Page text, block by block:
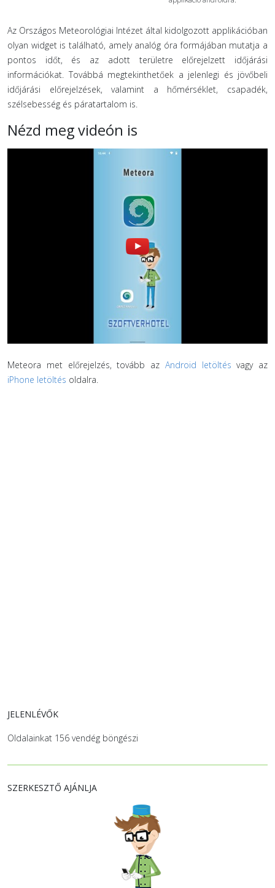
Az Országos Meteorológiai Intézet által kidolgozott applikációban
olyan widget is található, amely analóg óra formájában mutatja a
pontos időt, és az adott területre előrejelzett időjárási
információkat. Továbbá megtekinthetőek a jelenlegi és jövőbeli
időjárási előrejelzések, valamint a hőmérséklet, csapadék,
szélsebesség és páratartalom is.
Nézd meg videón is
Meteora met előrejelzés, tovább az Android letöltés vagy az
iPhone letöltés oldalra.
JELENLÉVŐK
Oldalainkat 156 vendég böngészi
SZERKESZTŐ AJÁNLJA